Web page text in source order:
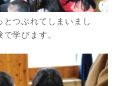
つぶれてしまいまし
学びます。